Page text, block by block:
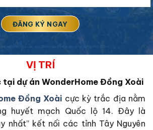
VỊ TRÍ
dự án WonderHome Đồng Xoài
Đồng Xoài cực kỳ trắc địa nằm
huyết mạch Quốc lộ 14. Đây là
nhất” kết nối các tỉnh Tây Nguyên